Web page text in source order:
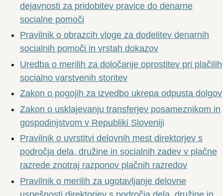
dejavnosti za pridobitev pravice do denarne
socialne pomoči
Pravilnik o obrazcih vloge za dodelitev denarnih
socialnih pomoči in vrstah dokazov
Uredba o merilih za določanje oprostitev pri plačilih
socialno varstvenih storitev
Zakon o pogojih za izvedbo ukrepa odpusta dolgov
Zakon o usklajevanju transferjev posameznikom in
gospodinjstvom v Republiki Sloveniji
Pravilnik o uvrstitvi delovnih mest direktorjev s
področja dela, družine in socialnih zadev v plačne
razrede znotraj razponov plačnih razredov
Pravilnik o merilih za ugotavljanje delovne